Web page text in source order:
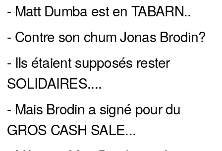
- Matt Dumba est en TABARN..
- Contre son chum Jonas Brodin?
- Ils étaient supposés rester
SOLIDAIRES....
- Mais Brodin a signé pour du
GROS CASH SALE...